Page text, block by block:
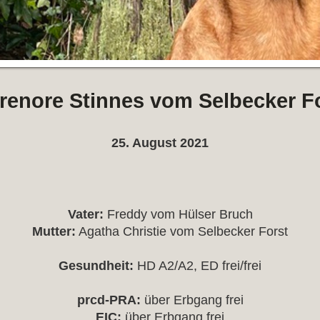
Stinnes vom Selbecker
25. August 2021
Vater: Freddy vom Hülser Bruch
Mutter: Agatha Christie vom Selbecker Forst
Gesundheit: HD A2/A2, ED frei/frei
prcd-PRA: über Erbgang frei
EIC: über Erbgang frei